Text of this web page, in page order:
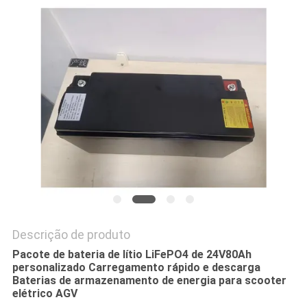
PRIVACY
POLICY
Descrição de produto
Pacote de bateria de lítio LiFePO4 de 24V80Ah
personalizado Carregamento rápido e descarga
Baterias de armazenamento de energia para scooter
elétrico AGV